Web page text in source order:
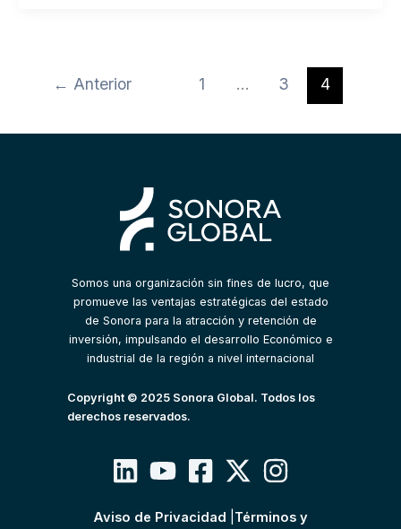
← Anterior 1 … 3 4
Somos una organización sin fines de lucro, que
promueve las ventajas estratégicas del estado
de Sonora para la atracción y retención de
inversión, impulsando el desarrollo Económico e
industrial de la región a nivel internacional
Copyright © 2025 Sonora Global. Todos los
derechos reservados.
Aviso de Privacidad
Términos y